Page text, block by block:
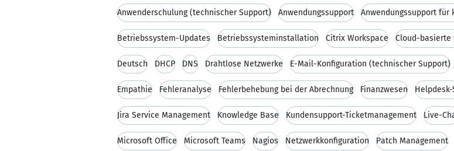
Anwenderschulung (technischer Support) Anwendungssupport
Betriebssystem-Updates Betriebssysteminstallation Citrix Workspace Cloud-basierte
Deutsch DHCP DNS Drahtlose Netzwerke E-Mail-Konfiguration (technischer Support)
Empathie Fehleranalyse Fehlerbehebung bei der Abrechnung Finanzwesen
Jira Service Management Knowledge Base Kundensupport-Ticketmanagement Live-
Microsoft Office Microsoft Teams Nagios Netzwerkkonfiguration Patch Management